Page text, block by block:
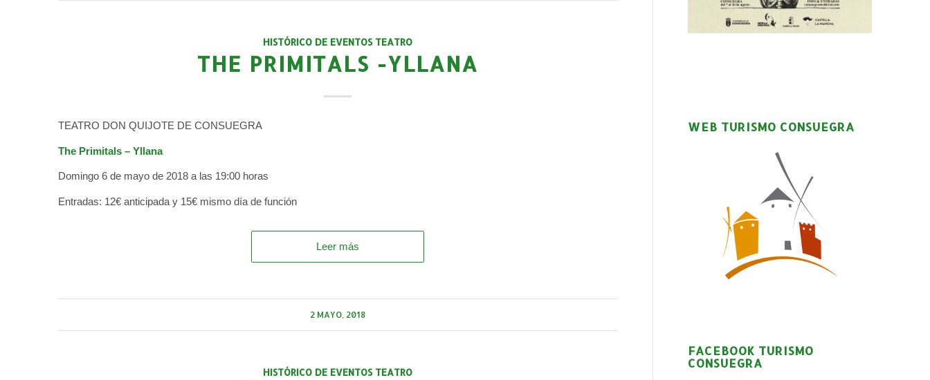
HISTÓRICO DE EVENTOS TEATRO
THE PRIMITALS -YLLANA
TEATRO DON QUIJOTE DE CONSUEGRA
The Primitals – Yllana
Domingo 6 de mayo de 2018 a las 19:00 horas
Entradas: 12€ anticipada y 15€ mismo día de función
Leer más
2 MAYO, 2018
HISTÓRICO DE EVENTOS TEATRO
WEB TURISMO CONSUEGRA
FACEBOOK TURISMO
CONSUEGRA